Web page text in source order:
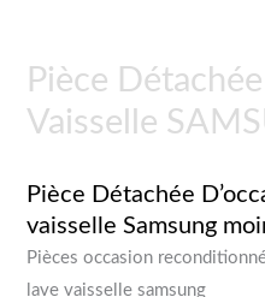
Pièce
Vaisselle
Pièce Détachée
vaisselle Samsung
Pièces occasion
lave vaisselle samsung